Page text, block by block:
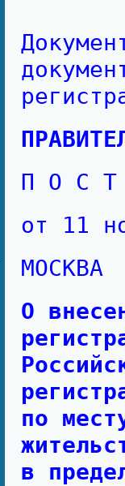
П О С
от 11
МОСКВА
О
по
в